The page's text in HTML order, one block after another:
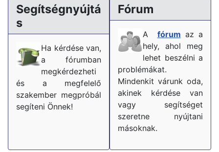
Segítségnyújtá
s
Ha kérdése van,
a fórumban
megkérdezheti
és a megfelelő
szakember megpróbál
segíteni Önnek!
Fórum
A fórum az a
hely, ahol meg
lehet beszélni a
problémákat.
Mindenkit várunk oda,
akinek kérdése van
vagy segítséget
szeretne nyújtani
másoknak.